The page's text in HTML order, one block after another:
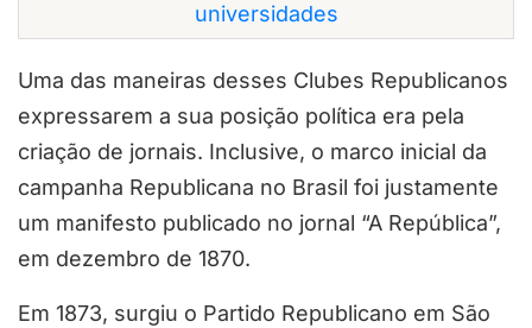
universidades
Uma das maneiras desses Clubes Republicanos
expressarem a sua posição política era pela
criação de jornais. Inclusive, o marco inicial da
campanha Republicana no Brasil foi justamente
um manifesto publicado no jornal “A República”,
em dezembro de 1870.
Em 1873, surgiu o Partido Republicano em São